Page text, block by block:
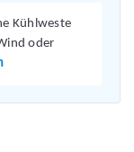
Kühlweste
oder